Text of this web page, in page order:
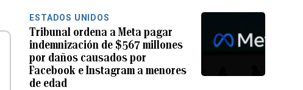
ESTADOS UNIDOS
Tribunal ordena a Meta pagar
indemnización de $567 millones
por daños causados por
Facebook e Instagram a menores
de edad